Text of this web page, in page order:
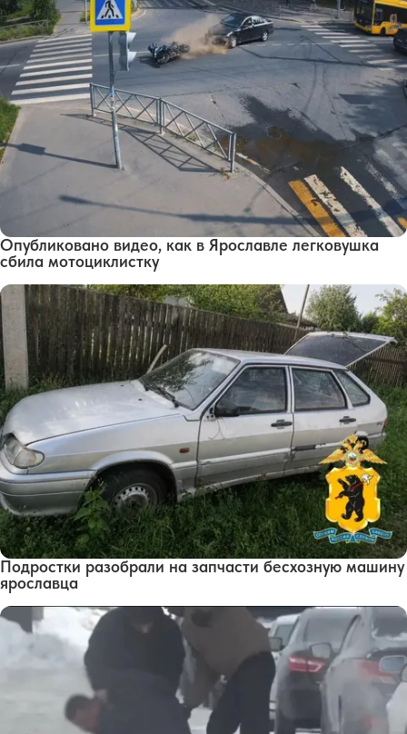
Опубликовано видео, как в Ярославле легковушка
сбила мотоциклистку
Подростки разобрали на запчасти бесхозную машину
ярославца